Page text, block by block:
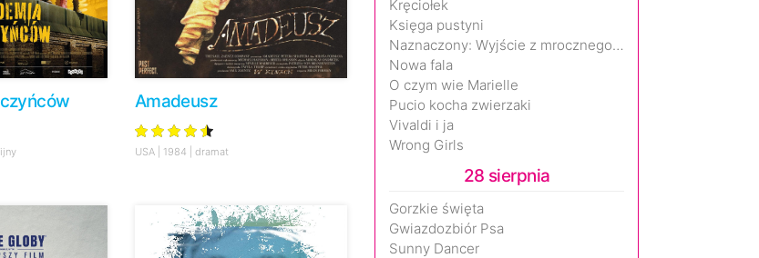
Amadeusz
USA | 1984 | dramat
Kręciołek
Księga pustyni
Naznaczony: Wyjście z mrocznego wymiaru
Nowa fala
O czym wie Marielle
Pucio kocha zwierzaki
Vivaldi i ja
Wrong Girls
28 sierpnia
Gorzkie święta
Gwiazdozbiór Psa
Sunny Dancer